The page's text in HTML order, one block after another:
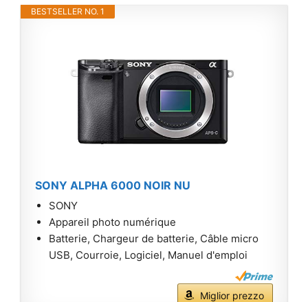
BESTSELLER NO. 1
SONY ALPHA 6000 NOIR NU
SONY
Appareil photo numérique
Batterie, Chargeur de batterie, Câble micro
USB, Courroie, Logiciel, Manuel d'emploi
Miglior prezzo